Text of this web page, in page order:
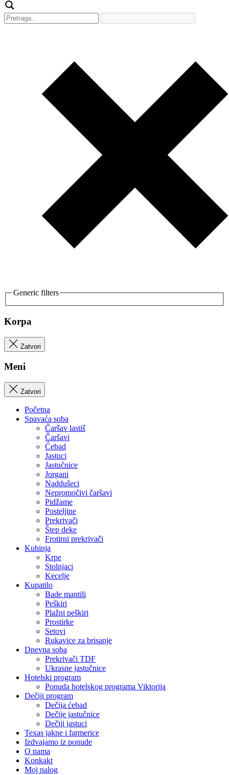
Generic filters
Korpa
Zatvori
Meni
Zatvori
Početna
Spavaća soba
Čaršav lastiš
Čaršavi
Ćebad
Jastuci
Jastučnice
Jorgani
Naddušeci
Nepromočivi čaršavi
Pidžame
Posteljine
Prekrivači
Štep deke
Frotirni prekrivači
Kuhinja
Krpe
Stolnjaci
Kecelje
Kupatilo
Bade mantili
Peškiri
Plažni peškiri
Prostirke
Setovi
Rukavice za brisanje
Dnevna soba
Prekrivači TDF
Ukrasne jastučnice
Hotelski program
Ponuda hotelskog programa Viktorija
Dečiji program
Dečija ćebad
Dečije jastučnice
Dečiji jastuci
Texas jakne i farmerice
Izdvajamo iz ponude
O nama
Konkakt
Moj nalog